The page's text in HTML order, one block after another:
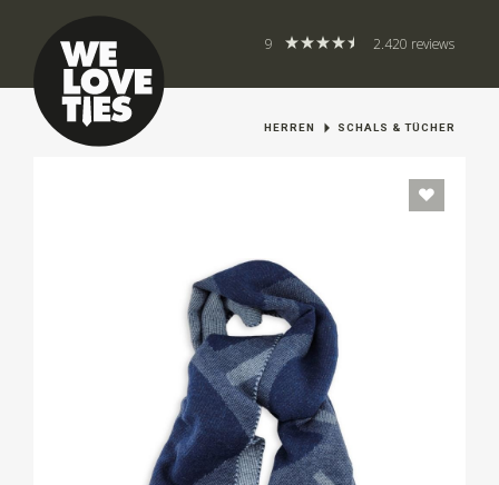
9 2.420 reviews
HERREN SCHALS & TÜCHER